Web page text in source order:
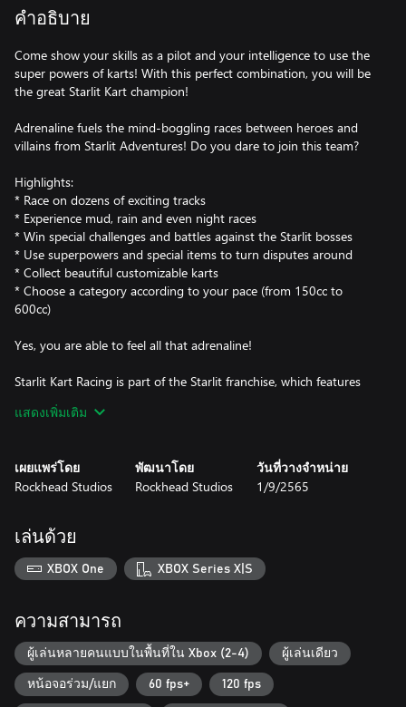
คำอธิบาย
Come show your skills as a pilot and your intelligence to use the
super powers of karts! With this perfect combination, you will be
the great Starlit Kart champion!
Adrenaline fuels the mind-boggling races between heroes and
villains from Starlit Adventures! Do you dare to join this team?
Highlights:
* Race on dozens of exciting tracks
* Experience mud, rain and even night races
* Win special challenges and battles against the Starlit bosses
* Use superpowers and special items to turn disputes around
* Collect beautiful customizable karts
* Choose a category according to your pace (from 150cc to
600cc)
Yes, you are able to feel all that adrenaline!
Starlit Kart Racing is part of the Starlit franchise, which features
mobile platforms and consoles. The fun is guaranteed by
แสดงเพิ่มเติม
เผยแพร่โดย
Rockhead Studios
พัฒนาโดย
Rockhead Studios
วันที่วางจำหน่าย
1/9/2565
เล่นด้วย
XBOX One XBOX Series X|S
ความสามารถ
ผู้เล่นหลายคนแบบในพื้นที่ใน Xbox (2-4) ผู้เล่นเดียว
หน้อจอร่วม/แยก 60 fps+ 120 fps